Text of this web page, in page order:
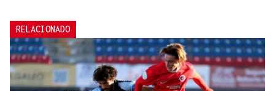
RELACIONADO